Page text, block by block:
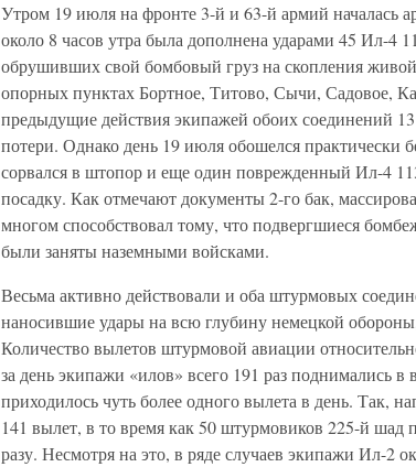
Утром 19 июля на фронте 3-й и 63-й армий началась
около 8 часов утра была дополнена ударами 45 Ил-4
обрушивших свой бомбовый груз на скопления
опорных пунктах Бортное, Титово, Сычи, Садовое,
предыдущие действия экипажей обоих соединений
потери. Однако день 19 июля обошелся практически
сорвался в штопор и еще один поврежденный Ил-4
посадку. Как отмечают документы 2-го бак,
многом способствовал тому, что подвергшиеся
были заняты наземными войсками.
Весьма активно действовали и оба штурмовых
наносившие удары на всю глубину немецкой
Количество вылетов штурмовой авиации
за день экипажи «илов» всего 191 раз поднимались
приходилось чуть более одного вылета в день. Так,
141 вылет, в то время как 50 штурмовиков 225-й шад
разу. Несмотря на это, в ряде случаев экипажи Ил-2